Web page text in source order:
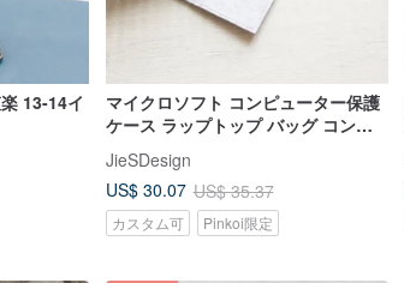
13-14イ
マイクロソフト コンピューター保護
ケース ラップトップ バッグ コンピ
ューター バッグ Surface Pro 収納バ
ッグ-118
JieSDesign
US$ 30.07 US$ 35.37
カスタム可 Pinkoi限定